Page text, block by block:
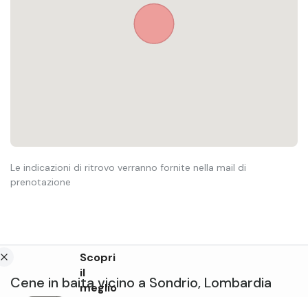
Le indicazioni di ritrovo verranno fornite nella mail di
prenotazione
Cene in baitavicino a Sondrio, Lombardia
Scopri
il
meglio